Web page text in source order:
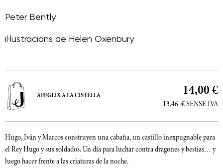
Peter Bently
il·lustracions de Helen Oxenbury
14,00 €
13,46 € SENSE IVA
AFEGEIX A LA CISTELLA
Hugo, Iván y Marcos construyen una cabaña, un castillo inexpugnable para
el Rey Hugo y sus soldados. Un día para luchar contra dragones y bestias… y
luego hacer frente a las criaturas de la noche.